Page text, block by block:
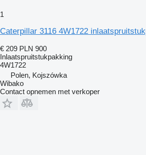
1
Caterpillar 3116 4W1722
€ 209 PLN 900
Inlaatspruitstukpakking
4W1722
Polen, Kojszówka
Wibako
Contact opnemen met verkoper